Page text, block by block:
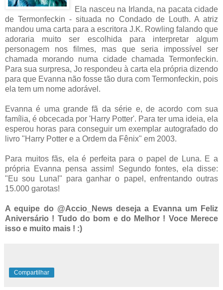
Ela nasceu na Irlanda, na pacata cidade
de Termonfeckin - situada no Condado de Louth. A atriz
mandou uma carta para a escritora J.K. Rowling falando que
adoraria muito ser escolhida para interpretar algum
personagem nos filmes, mas que seria impossível ser
chamada morando numa cidade chamada Termonfeckin.
Para sua surpresa, Jo respondeu à carta ela própria dizendo
para que Evanna não fosse tão dura com Termonfeckin, pois
ela tem um nome adorável.
Evanna é uma grande fã da série e, de acordo com sua
família, é obcecada por 'Harry Potter'. Para ter uma ideia, ela
esperou horas para conseguir um exemplar autografado do
livro "Harry Potter e a Ordem da Fênix" em 2003.
Para muitos fãs, ela é perfeita para o papel de Luna. E a
própria Evanna pensa assim! Segundo fontes, ela disse:
"Eu sou Luna!" para ganhar o papel, enfrentando outras
15.000 garotas!
A equipe do @Accio_News deseja a Evanna um Feliz
Aniversário ! Tudo do bom e do Melhor ! Voce Merece
isso e muito mais ! :)
Compartilhar